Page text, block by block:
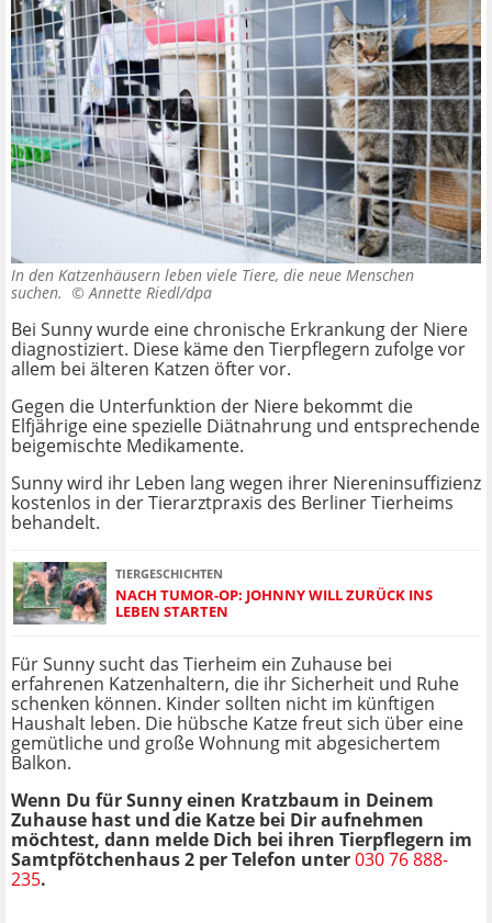
In den Katzenhäusern leben viele Tiere, die neue Menschen
suchen. ©Annette Riedl/dpa
Bei Sunny wurde eine chronische Erkrankung der Niere
diagnostiziert. Diese käme den Tierpflegern zufolge vor
allem bei älteren Katzen öfter vor.
Gegen die Unterfunktion der Niere bekommt die
Elfjährige eine spezielle Diätnahrung und entsprechende
beigemischte Medikamente.
Sunny wird ihr Leben lang wegen ihrer Niereninsuffizienz
kostenlos in der Tierarztpraxis des Berliner Tierheims
behandelt.
TIERGESCHICHTEN
NACH TUMOR-OP: JOHNNY WILL ZURÜCK INS
LEBEN STARTEN
Für Sunny sucht das Tierheim ein Zuhause bei
erfahrenen Katzenhaltern, die ihr Sicherheit und Ruhe
schenken können. Kinder sollten nicht im künftigen
Haushalt leben. Die hübsche Katze freut sich über eine
gemütliche und große Wohnung mit abgesichertem
Balkon.
Wenn Du für Sunny einen Kratzbaum in Deinem
Zuhause hast und die Katze bei Dir aufnehmen
möchtest, dann melde Dich bei ihren Tierpflegern im
Samtpfötchenhaus 2 per Telefon unter030 76 888-
235.